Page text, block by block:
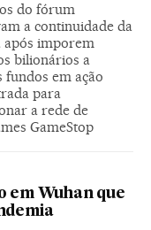
do fórum
a continuidade da
após imporem
bilionários a
fundos em ação
para
a rede de
GameStop
em Wuhan que